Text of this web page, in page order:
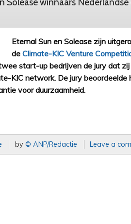
Eternal Sun en Solease zijn
deClimate-KIC Venture
start-up bedrijven de jury dat
KIC network. De jury
voor duurzaamheid.
by © ANP/Redactie Leave a